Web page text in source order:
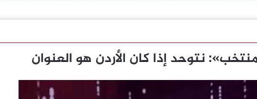
نتوحد إذا كان الأردن هو العنوان